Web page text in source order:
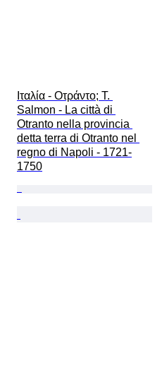
Ιταλία - Οτράντο; T.
Salmon - La città di
Otranto nella provincia
detta terra di Otranto nel
regno di Napoli - 1721-
1750